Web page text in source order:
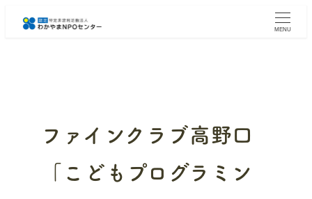
MENU
ファインクラブ高野口
「こどもプログラミン